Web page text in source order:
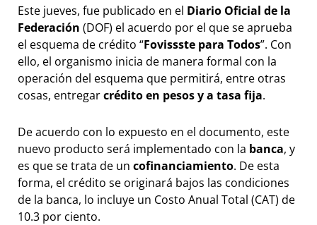
Este jueves, fue publicado en el Diario Oficial de la
Federación (DOF) el acuerdo por el que se aprueba
el esquema de crédito “Fovissste para Todos”. Con
ello, el organismo inicia de manera formal con la
operación del esquema que permitirá, entre otras
cosas, entregarcrédito en pesos y a tasa fija.
De acuerdo con lo expuesto en el documento, este
nuevo producto será implementado con la banca, y
es que se trata de un cofinanciamiento. De esta
forma, el crédito se originará bajos las condiciones
de la banca, lo incluye un Costo Anual Total (CAT) de
10.3 por ciento.